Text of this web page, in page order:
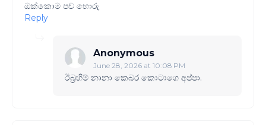
ඔක්කොම පච හොරු
Reply
Anonymous
June 28, 2026 at 10:08 PM
ඊබ්‍රහිම් නානා කෙබර කොටාගෙ අප්පා.